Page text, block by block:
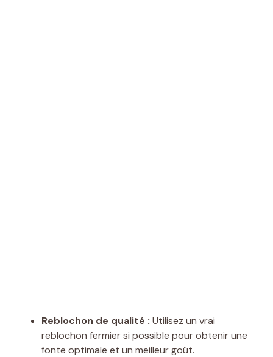
Reblochon de qualité : Utilisez un vrai
reblochon fermier si possible pour obtenir une
fonte optimale et un meilleur goût.